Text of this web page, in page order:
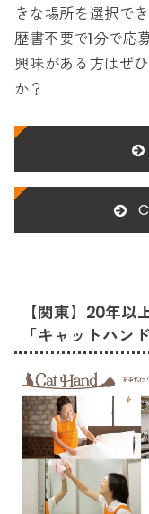
きな場所を選択で
歴書不要で1分で応
興味がある方はぜ
か？
【関東】20年
「キャットハンド